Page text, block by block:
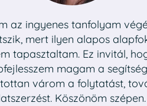
az ingyenes tanfolyam
mert ilyen alapos
tapasztaltam. Ez invitál,
magam a
várom a folytatást,
Köszönöm szépen.